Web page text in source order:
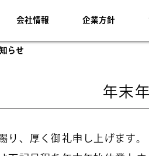
会社情報 企業方針
らせ
年末
り、厚く御礼申し上げます。